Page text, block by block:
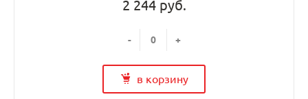
2 244 руб.
- +
в корзину